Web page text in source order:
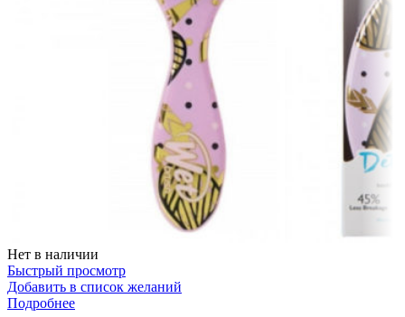
Нет в наличии
Быстрый просмотр
Добавить в список желаний
Подробнее